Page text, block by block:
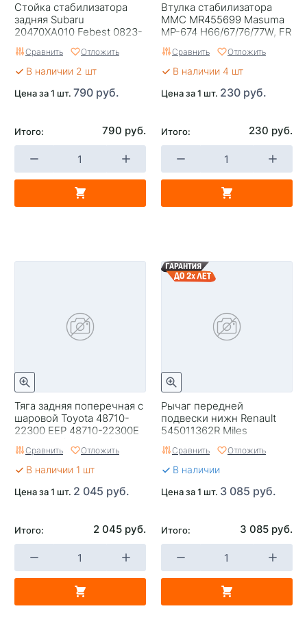
Стойка стабилизатора
задняя Subaru
20470XA010 Febest 0823-
B9RL B9 Tribeca, L
Сравнить Отложить
В наличии 2 шт
Цена за 1 шт. 790 руб.
Итого: 790 руб.
Втулка стабилизатора
MMC MR455699 Masuma
MP-674 H66/67/76/77W, FR
Сравнить Отложить
В наличии 4 шт
Цена за 1 шт. 230 руб.
Итого: 230 руб.
Тяга задняя поперечная с
шаровой Toyota 48710-
22300 EEP 48710-22300E
#X9#/10# (0125-710)
Сравнить Отложить
В наличии 1 шт
Цена за 1 шт. 2 045 руб.
Итого: 2 045 руб.
Рычаг передней
подвески нижн Renault
545011362R Miles
DB62002 Logan I LS0#
LS1Y, Largus, L (30119)
Сравнить Отложить
В наличии
Цена за 1 шт. 3 085 руб.
Итого: 3 085 руб.